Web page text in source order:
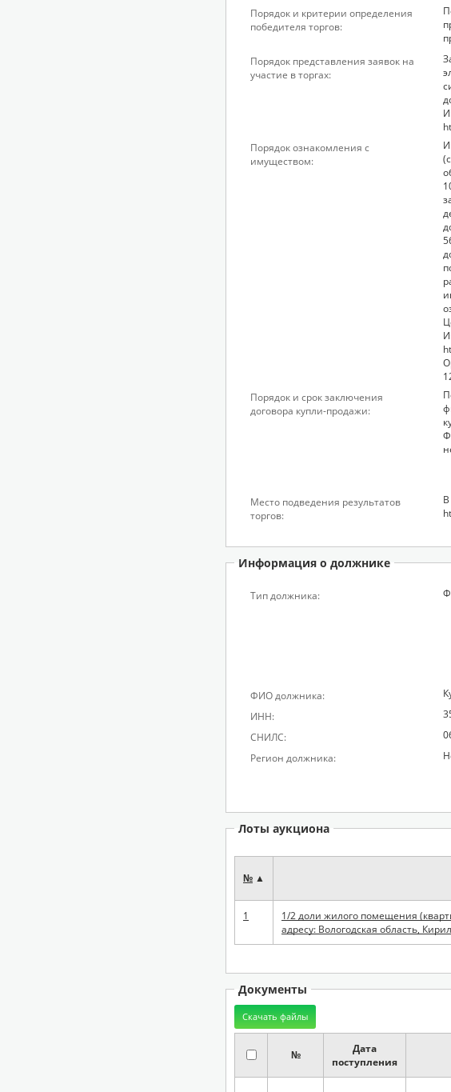
Порядок и критерии определения
победителя торгов:
Порядок представления заявок на
участие в торгах:
Порядок ознакомления с
имуществом:
Порядок и срок заключения
договора купли-продажи:
Место подведения результатов
торгов:
Информация о должнике
Тип должника:
ФИО должника:
ИНН:
СНИЛС:
Регион должника:
Лоты аукциона
№ ▲
1
1/2 доли жилого помещения
адресу: Вологодская область,
Документы
№
Дата
поступления